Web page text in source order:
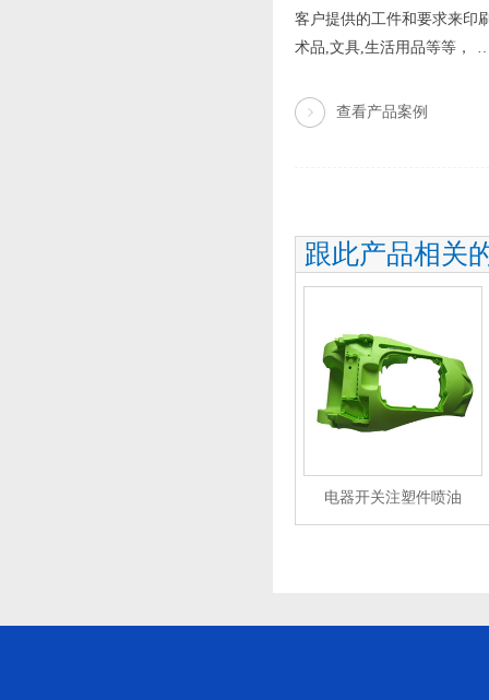
客户提供的工件和要求来印
术品,文具,生活用品等等，
查看产品案例
跟此产品相关
电器开关注塑件喷油